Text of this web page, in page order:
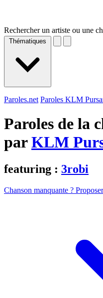
Rechercher un artiste ou une
Thématiques
Paroles.net Paroles KLM
Paroles de la
parKLM
featuring : 3robi
Chanson manquante ?